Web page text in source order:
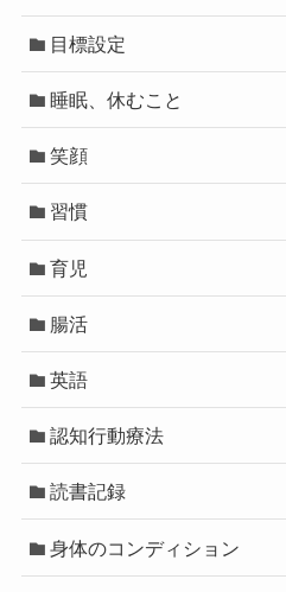
目標設定
睡眠、休むこと
笑顔
習慣
育児
腸活
英語
認知行動療法
読書記録
身体のコンディション